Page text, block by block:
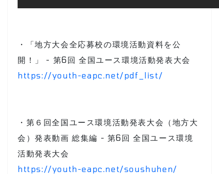
・「地方大会全応募校の環境活動資料を公
開！」 - 第6回 全国ユース環境活動発表大会
https://youth-eapc.net/pdf_list/
・第６回全国ユース環境活動発表大会（地方大
会）発表動画 総集編 - 第6回 全国ユース環境
活動発表大会
https://youth-eapc.net/soushuhen/